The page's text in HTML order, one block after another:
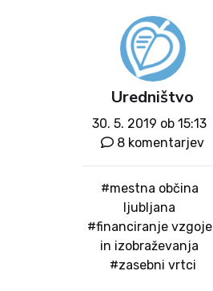
Uredništvo
30. 5. 2019 ob 15:13
8 komentarjev
#mestna občina
ljubljana
#financiranje vzgoje
in izobraževanja
#zasebni vrtci